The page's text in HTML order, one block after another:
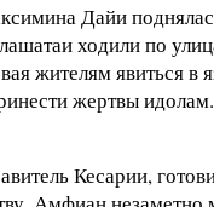
Дайи
ходили по
жителям явиться в
жертвы
Кесарии,